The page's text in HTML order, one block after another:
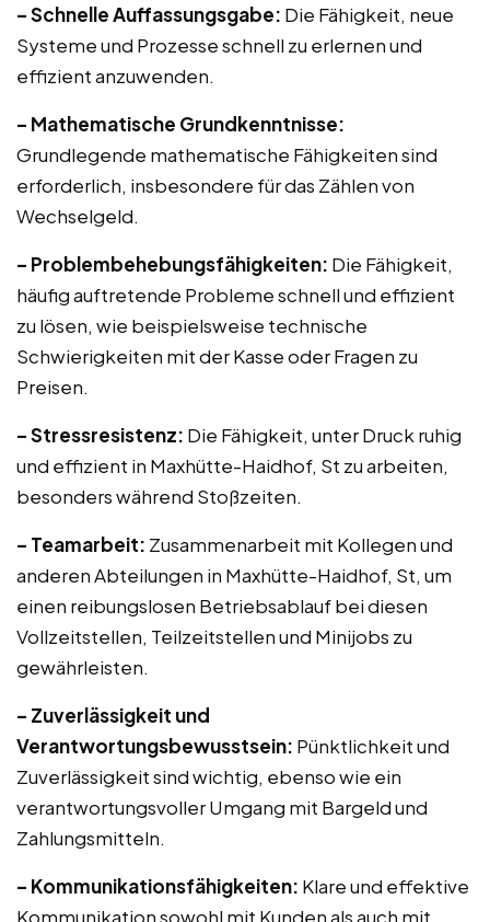
– Schnelle Auffassungsgabe: Die Fähigkeit, neue
Systeme und Prozesse schnell zu erlernen und
effizient anzuwenden.
– Mathematische Grundkenntnisse:
Grundlegende mathematische Fähigkeiten sind
erforderlich, insbesondere für das Zählen von
Wechselgeld.
– Problembehebungsfähigkeiten: Die Fähigkeit,
häufig auftretende Probleme schnell und effizient
zu lösen, wie beispielsweise technische
Schwierigkeiten mit der Kasse oder Fragen zu
Preisen.
– Stressresistenz: Die Fähigkeit, unter Druck ruhig
und effizient in Maxhütte-Haidhof, St zu arbeiten,
besonders während Stoßzeiten.
– Teamarbeit: Zusammenarbeit mit Kollegen und
anderen Abteilungen in Maxhütte-Haidhof, St, um
einen reibungslosen Betriebsablauf bei diesen
Vollzeitstellen, Teilzeitstellen und Minijobs zu
gewährleisten.
– Zuverlässigkeit und
Verantwortungsbewusstsein: Pünktlichkeit und
Zuverlässigkeit sind wichtig, ebenso wie ein
verantwortungsvoller Umgang mit Bargeld und
Zahlungsmitteln.
– Kommunikationsfähigkeiten: Klare und effektive
Kommunikation sowohl mit Kunden als auch mit